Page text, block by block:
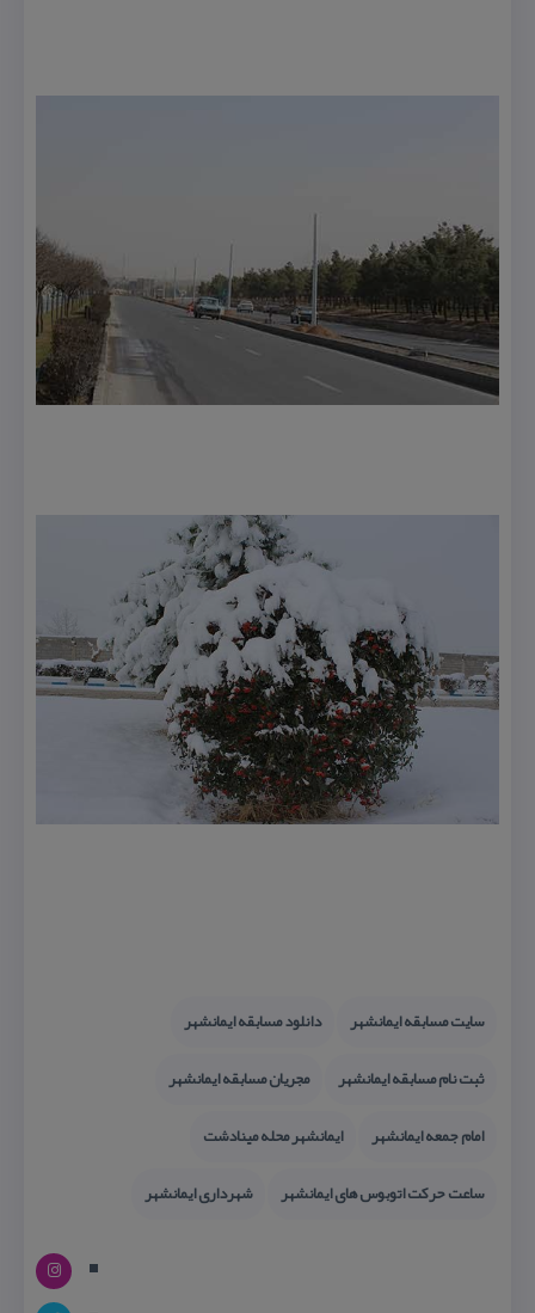
سایت مسابقه ایمانشهر
دانلود مسابقه ایمانشهر
ثبت نام مسابقه ایمانشهر
مجریان مسابقه ایمانشهر
امام جمعه ایمانشهر
ایمانشهر محله مینادشت
ساعت حركت اتوبوس های ایمانشهر
شهرداری ایمانشهر